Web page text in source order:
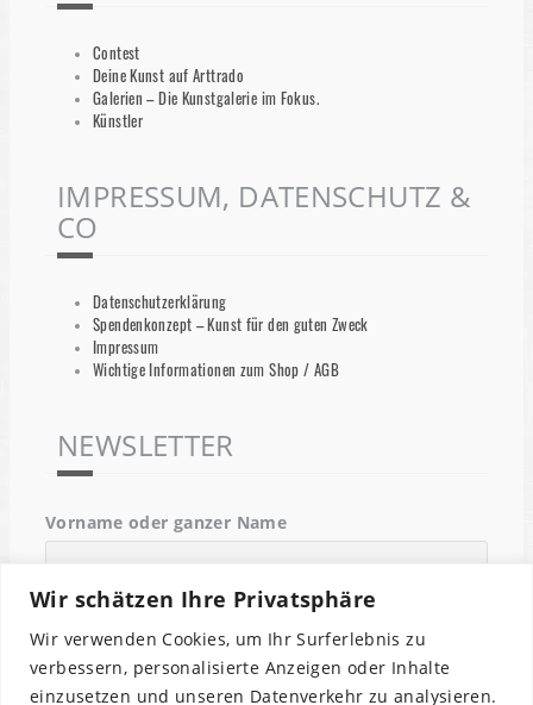
Wir schätzen Ihre Privatsphäre
Wir verwenden Cookies, um Ihr Surferlebnis zu
verbessern, personalisierte Anzeigen oder Inhalte
einzusetzen und unseren Datenverkehr zu analysieren.
Contest
Deine Kunst auf Arttrado
Galerien – Die Kunstgalerie im Fokus.
Künstler
IMPRESSUM, DATENSCHUTZ &
CO
Datenschutzerklärung
Spendenkonzept – Kunst für den guten Zweck
Impressum
Wichtige Informationen zum Shop / AGB
NEWSLETTER
Vorname oder ganzer Name
Email